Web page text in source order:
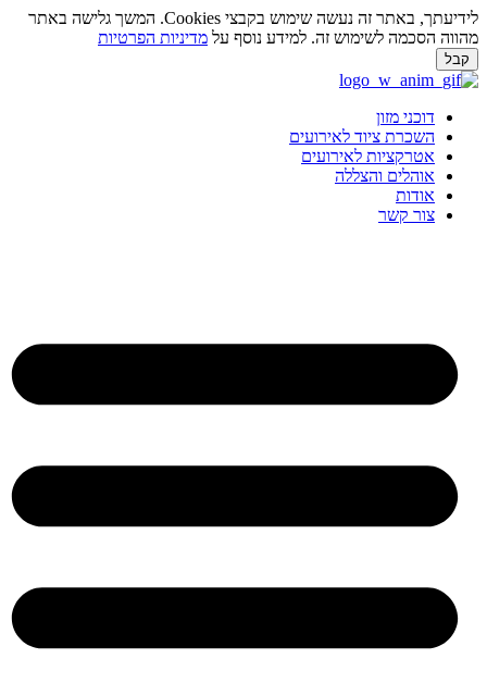
לידיעתך, באתר זה נעשה שימוש בקבצי Cookies. המשך גלישה באתר
מהווה הסכמה לשימוש זה. למידע נוסף עלמדיניות הפרטיות
קבל
דלג
דוכני מזון
השכרת ציוד לאירועים
אטרקציות לאירועים
אוהלים והצללה
אודות
צור קשר